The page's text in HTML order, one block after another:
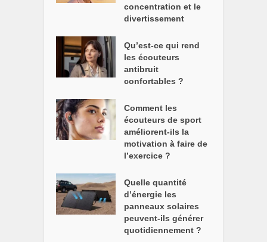
concentration et le
divertissement
Qu’est-ce qui rend
les écouteurs
antibruit
confortables ?
Comment les
écouteurs de sport
améliorent-ils la
motivation à faire de
l’exercice ?
Quelle quantité
d’énergie les
panneaux solaires
peuvent-ils générer
quotidiennement ?